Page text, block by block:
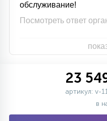
обслуживание!
Посмотреть ответ
23
артикул: v-
в